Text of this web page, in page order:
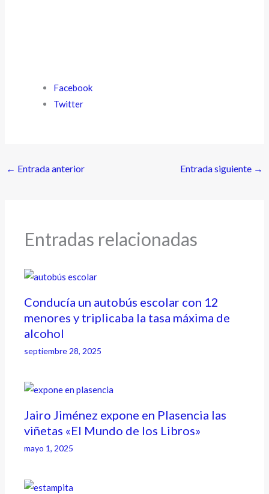
Facebook
Twitter
← Entrada anterior Entrada siguiente →
Entradas relacionadas
Conducía un autobús escolar con 12
menores y triplicaba la tasa máxima de
alcohol
septiembre 28, 2025
Jairo Jiménez expone en Plasencia las
viñetas «El Mundo de los Libros»
mayo 1, 2025